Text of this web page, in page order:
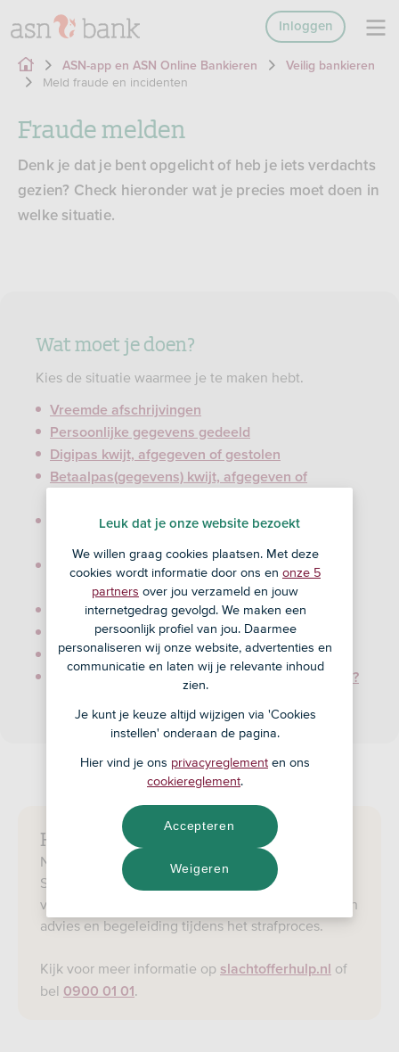
Inloggen
ASN-app en ASN Online Bankieren Veilig bankieren
Meld fraude en incidenten
Fraude melden
Denk je dat je bent opgelicht of heb je iets verdachts
gezien? Check hieronder wat je precies moet doen in
welke situatie.
Wat moet je doen?
Kies de situatie waarmee je te maken hebt.
Vreemde afschrijvingen
Persoonlijke gegevens gedeeld
Digipas kwijt, afgegeven of gestolen
Betaalpas(gegevens) kwijt, afgegeven of
Creditcard(gegevens) kwijt, afgegeven of
Telefoon met je bankapp kwijt, afgegeven of
gestolen
Online aankoop niet gekregen
Verdacht bericht gekregen
Je geld niet terug na oplichting?
Een kwetsbaarheid in onze systemen gevonden?
Hulp nodig na fraude?
Naast onze ondersteuning, kun je ook terecht bij
Slachtofferhulp Nederland. Zij bieden slachtoffers
van online criminaliteit emotionele steun, praktisch
advies en begeleiding tijdens het strafproces.
Kijk voor meer informatie op slachtofferhulp.nl
of
bel 0900 01 01 .
Leuk dat je onze website bezoekt
We willen graag cookies plaatsen. Met deze
cookies wordt informatie door ons en onze 5
partners over jou verzameld en jouw
internetgedrag gevolgd. We maken een
persoonlijk profiel van jou. Daarmee
personaliseren wij onze website, advertenties en
communicatie en laten wij je relevante inhoud
zien.
Je kunt je keuze altijd wijzigen via 'Cookies
instellen' onderaan de pagina.
Hier vind je ons privacyreglement en ons
cookiereglement.
Weigeren
Accepteren